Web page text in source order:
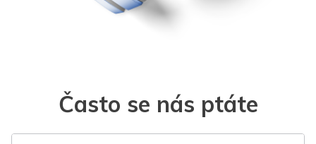
Často se nás ptáte